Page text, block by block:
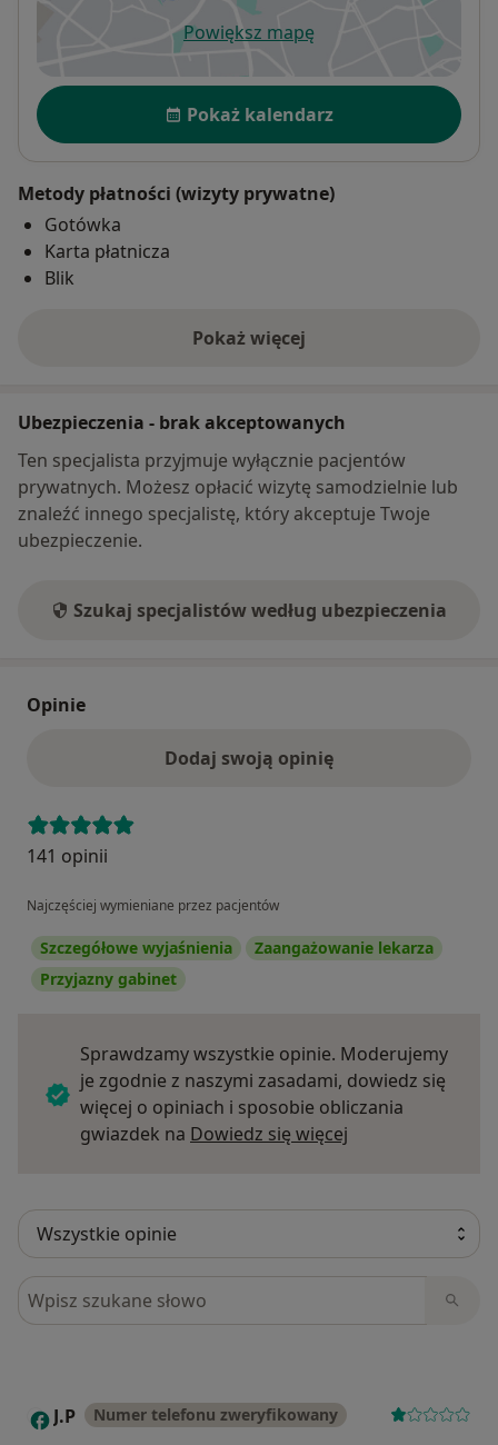
Powiększ mapęotwiera się w nowej karcie
Dostępność
Pokaż kalendarz
Metody płatności (wizyty prywatne)
Gotówka
Karta płatnicza
Blik
Pokaż więcej
o adresie
Ubezpieczenia - brak akceptowanych
Ten specjalista przyjmuje wyłącznie pacjentów
prywatnych. Możesz opłacić wizytę samodzielnie lub
znaleźć innego specjalistę, który akceptuje Twoje
ubezpieczenie.
Szukaj specjalistów według ubezpieczenia
Opinie
Dodaj swoją opinię
141 opinii
Najczęściej wymieniane przez pacjentów
Szczegółowe wyjaśnienia
Zaangażowanie lekarza
Przyjazny gabinet
Sprawdzamy wszystkie opinie. Moderujemy
je zgodnie z naszymi zasadami, dowiedz się
więcej o opiniach i sposobie obliczania
gwiazdek na Dowiedz się więcej
Szukaj w opiniach
J J.P Numer telefonu zweryfikowany